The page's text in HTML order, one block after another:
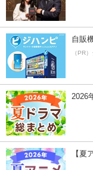
自販
（PR
2026
【夏